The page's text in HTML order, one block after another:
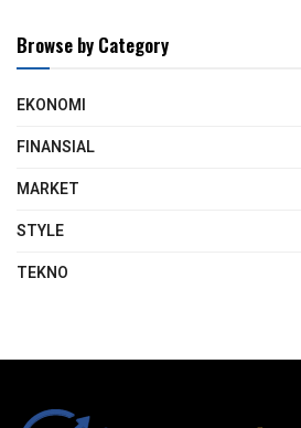
Browse by Category
EKONOMI
FINANSIAL
MARKET
STYLE
TEKNO